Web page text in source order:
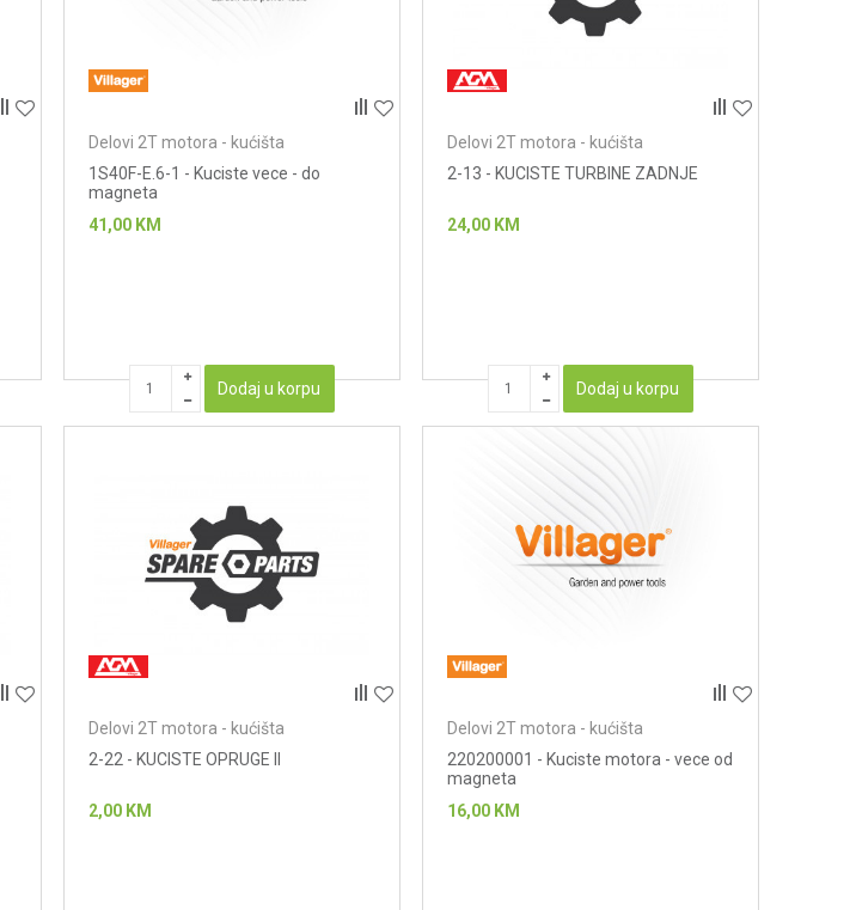
Delovi 2T motora - kućišta
1S40F-E.6-1 - Kuciste vece - do
magneta
41,00 KM
Dodaj u korpu
Delovi 2T motora - kućišta
2-13 - KUCISTE TURBINE ZADNJE
24,00 KM
Dodaj u korpu
Delovi 2T motora - kućišta
2-22 - KUCISTE OPRUGE II
2,00 KM
Delovi 2T motora - kućišta
220200001 - Kuciste motora - vece od
magneta
16,00 KM